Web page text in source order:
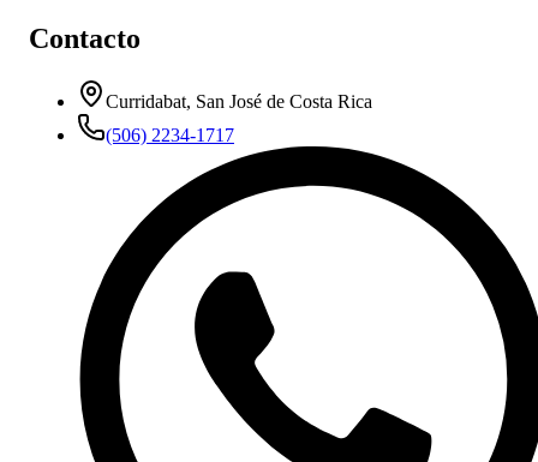
Contacto
Curridabat, San José de Costa Rica
(506) 2234-1717